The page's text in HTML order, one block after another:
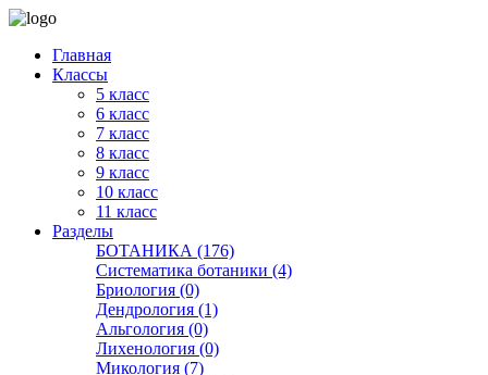
Главная
Классы
5 класс
6 класс
7 класс
8 класс
9 класс
10 класс
11 класс
Разделы
БОТАНИКА (176)
Систематика ботаники (4)
Бриология (0)
Дендрология (1)
Альгология (0)
Лихенология (0)
Микология (7)